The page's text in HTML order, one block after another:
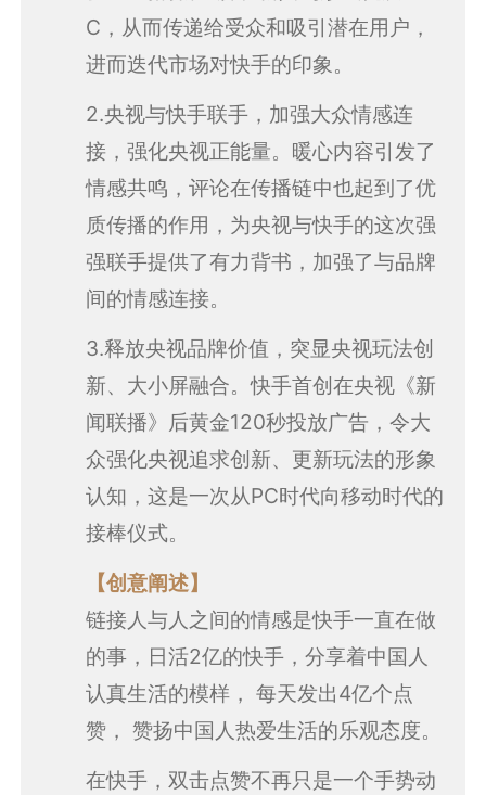
C，从而传递给受众和吸引潜在用户，
进而迭代市场对快手的印象。
2.央视与快手联手，加强大众情感连
接，强化央视正能量。暖心内容引发了
情感共鸣，评论在传播链中也起到了优
质传播的作用，为央视与快手的这次强
强联手提供了有力背书，加强了与品牌
间的情感连接。
3.释放央视品牌价值，突显央视玩法创
新、大小屏融合。快手首创在央视《新
闻联播》后黄金120秒投放广告，令大
众强化央视追求创新、更新玩法的形象
认知，这是一次从PC时代向移动时代的
接棒仪式。
【创意阐述】
链接人与人之间的情感是快手一直在做
的事，日活2亿的快手，分享着中国人
认真生活的模样， 每天发出4亿个点
赞， 赞扬中国人热爱生活的乐观态度。
在快手，双击点赞不再只是一个手势动